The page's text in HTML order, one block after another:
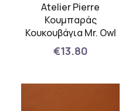
Atelier Pierre
Κουμπαράς
Κουκουβάγια Mr. Owl
€13.80